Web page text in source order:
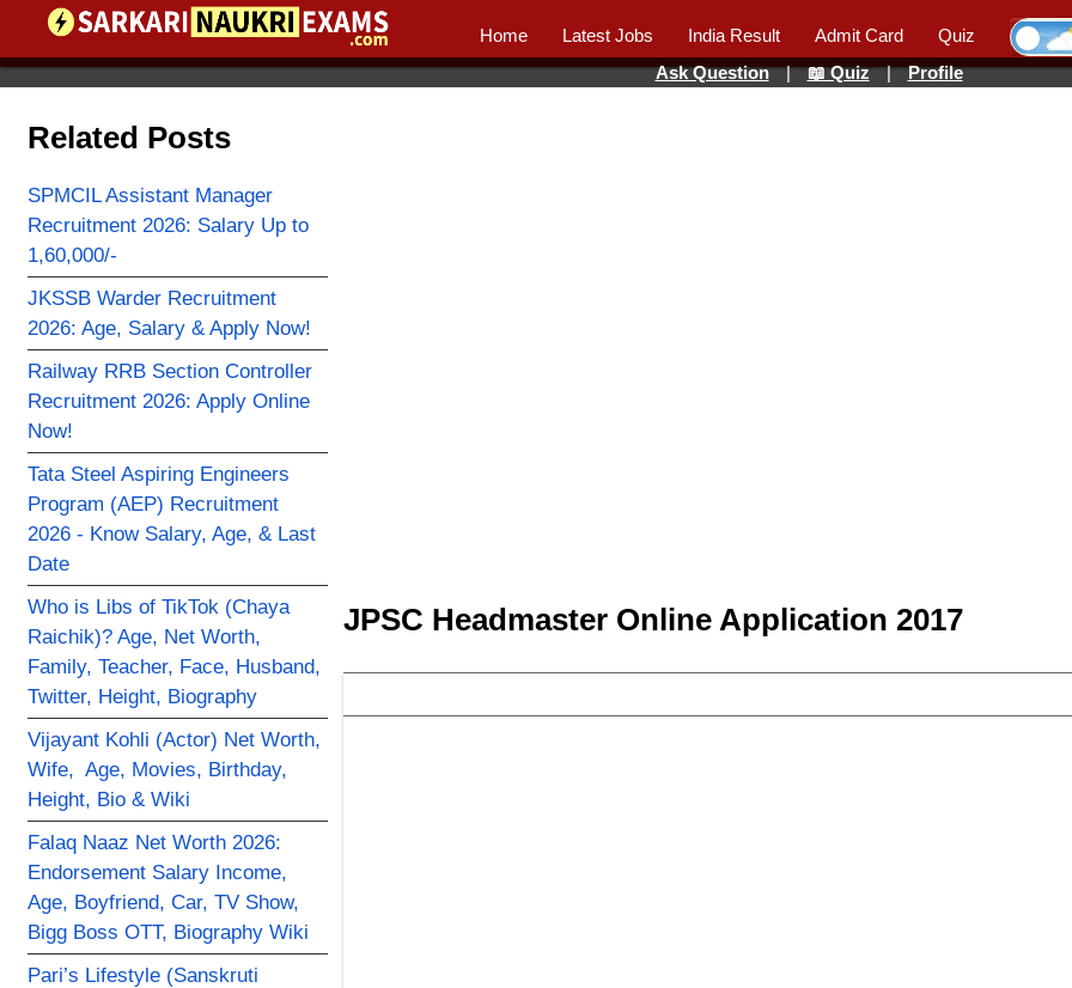
Home Latest Jobs India Result Admit Card Quiz
Ask Question | 📖 Quiz | Profile
Related Posts
SPMCIL Assistant Manager
Recruitment 2026: Salary Up to
1,60,000/-
JKSSB Warder Recruitment
2026: Age, Salary & Apply Now!
Railway RRB Section Controller
Recruitment 2026: Apply Online
Now!
Tata Steel Aspiring Engineers
Program (AEP) Recruitment
2026 - Know Salary, Age, & Last
Date
Who is Libs of TikTok (Chaya
Raichik)? Age, Net Worth,
Family, Teacher, Face, Husband,
Twitter, Height, Biography
Vijayant Kohli (Actor) Net Worth,
Wife, Age, Movies, Birthday,
Height, Bio & Wiki
Falaq Naaz Net Worth 2026:
Endorsement Salary Income,
Age, Boyfriend, Car, TV Show,
Bigg Boss OTT, Biography Wiki
Pari’s Lifestyle (Sanskruti
JPSC Headmaster Online Application 2017